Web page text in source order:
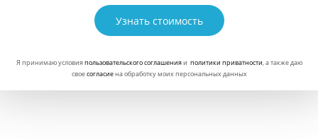
Узнать стоимость
Я принимаю условияпользовательского соглашенияи политики приватности, а также даю
своесогласиена обработку моих персональных данных